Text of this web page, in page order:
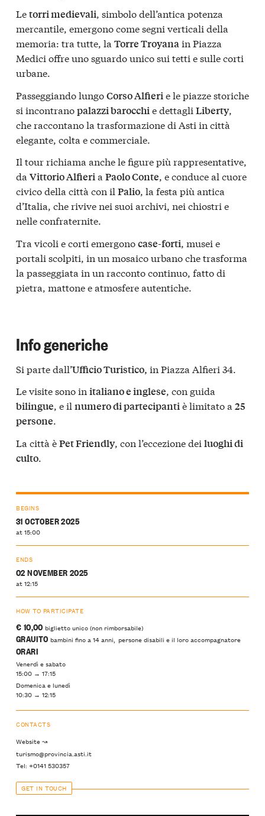
Letorri medievali, simbolo dell’antica potenza
mercantile, emergono come segni verticali della
memoria: tra tutte, la Torre Troyanain Piazza
Medici offre uno sguardo unico sui tetti e sulle corti
urbane.
Passeggiando lungoCorso Alfierie le piazze storiche
si incontranopalazzi barocchie dettagli Liberty,
che raccontano la trasformazione di Asti in città
elegante, colta e commerciale.
Il tour richiama anche le figure più rappresentative,
da Vittorio Alfieria Paolo Conte, e conduce al cuore
civico della città con il Palio, la festa più antica
d’Italia, che rivive nei suoi archivi, nei chiostri e
nelle confraternite.
Tra vicoli e corti emergonocase-forti, musei e
portali scolpiti, in un mosaico urbano che trasforma
la passeggiata in un racconto continuo, fatto di
pietra, mattone e atmosfere autentiche.
Info generiche
Si parte dall’Ufficio Turistico, in Piazza Alfieri 34.
Le visite sono in italiano e inglese, con guida
bilingue, e il numero di partecipantiè limitato a 25
persone.
La città èPet Friendly, con l’eccezione dei luoghi di
culto.
BEGINS
31 OCTOBER 2025
at 15:00
ENDS
02 NOVEMBER 2025
at 12:15
HOW TO PARTICIPATE
€ 10,00 biglietto unico (non rimborsabile)
GRAUITO bambini fino a 14 anni, persone disabili e il loro accompagnatore
ORARI
Venerdì e sabato
15:00 → 17:15
Domenica e lunedì
10:30 → 12:15
CONTACTS
Website ↝
turismo@provincia.asti.it
Tel: +0141 530357
GET IN TOUCH